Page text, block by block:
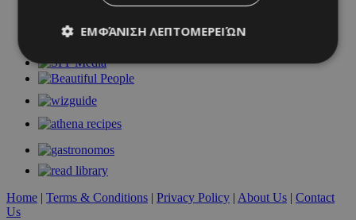
Home | Terms & Conditions | Privacy Policy | About Us | Contact
Us
ΕΜΦΆΝΙΣΗ ΛΕΠΤΟΜΕΡΕΙΏΝ
Απολύτως απαραίτητα
Στόχευσης
Τα απολύτως απαραίτητα cookies επιτρέπουν
σύνδεση χρήστη και τη διαχείριση λογαριασμού.
Ο ιστότοπος δεν μπορεί να χρησιμοποιηθεί σωστά